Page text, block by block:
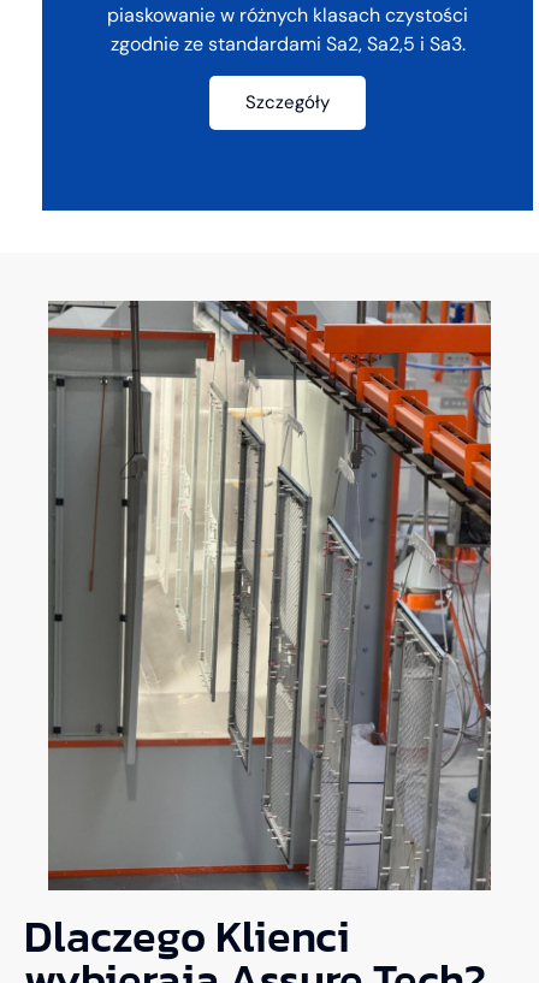
piaskowanie w różnych klasach czystości
zgodnie ze standardami Sa2, Sa2,5 i Sa3.
Szczegóły
Dlaczego Klienci